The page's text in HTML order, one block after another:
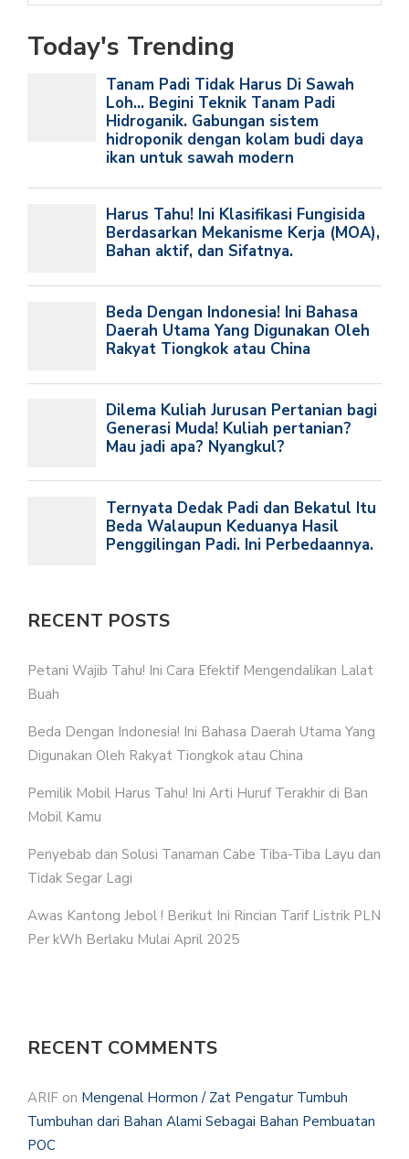
Today's Trending
RECENT POSTS
Petani Wajib Tahu! Ini Cara Efektif Mengendalikan Lalat
Buah
Beda Dengan Indonesia! Ini Bahasa Daerah Utama Yang
Digunakan Oleh Rakyat Tiongkok atau China
Pemilik Mobil Harus Tahu! Ini Arti Huruf Terakhir di Ban
Mobil Kamu
Penyebab dan Solusi Tanaman Cabe Tiba-Tiba Layu dan
Tidak Segar Lagi
Awas Kantong Jebol ! Berikut Ini Rincian Tarif Listrik PLN
Per kWh Berlaku Mulai April 2025
RECENT COMMENTS
ARIF on Mengenal Hormon / Zat Pengatur Tumbuh
Tumbuhan dari Bahan Alami Sebagai Bahan Pembuatan
POC